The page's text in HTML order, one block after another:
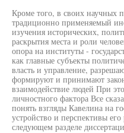
Кроме того, в своих научных
традиционно применяемый
изучения исторических,
раскрытия места и роли
опора на институты -
как главные субъекты
власть и управление,
формируют и принимают
взаимодействие людей При
личностного фактора Все
понять взгляды Кавелина на
устройство и перспективы
следующем разделе